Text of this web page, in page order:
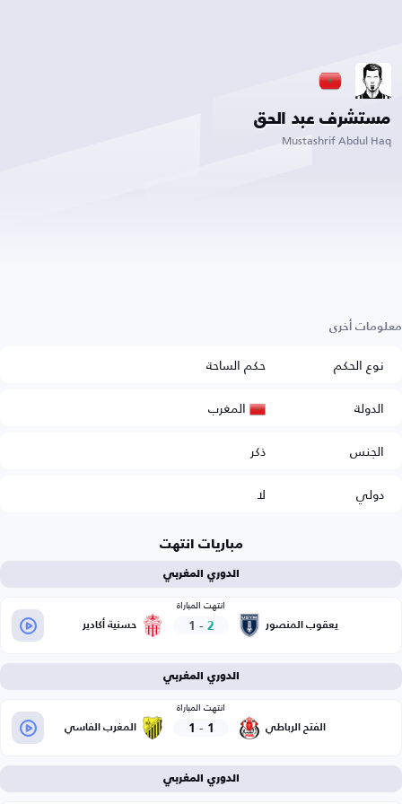
مستشرف عبد الحق
Mustashrif Abdul Haq
معلومات أخرى
نوع الحكم
حكم الساحة
الدولة
المغرب
الجنس
ذكر
دولي
لا
مباريات انتهت
الدوري المغربي
يعقوب المنصور
انتهت المباراة
2
-
1 حسنية أكادير
الدوري المغربي
الفتح الرباطي
انتهت المباراة
1
-
1 المغرب الفاسي
الدوري المغربي